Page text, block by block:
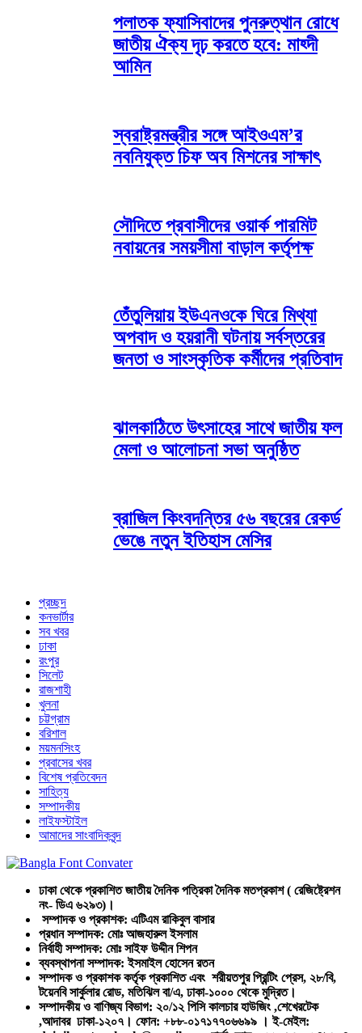
পলাতক ফ্যাসিবাদের পুনরুত্থান রোধে
জাতীয় ঐক্য দৃঢ় করতে হবে: মাহ্দী
আমিন
স্বরাষ্ট্রমন্ত্রীর সঙ্গে আইওএম’র
নবনিযুক্ত চিফ অব মিশনের সাক্ষাৎ
সৌদিতে প্রবাসীদের ওয়ার্ক পারমিট
নবায়নের সময়সীমা বাড়াল কর্তৃপক্ষ
তেঁতুলিয়ায় ইউএনওকে ঘিরে মিথ্যা
অপবাদ ও হয়রানী ঘটনায় সর্বস্তরের
জনতা ও সাংস্কৃতিক কর্মীদের প্রতিবাদ
ঝালকাঠিতে উৎসাহের সাথে জাতীয় ফল
মেলা ও আলোচনা সভা অনুষ্ঠিত
ব্রাজিল কিংবদন্তির ৫৬ বছরের রেকর্ড
ভেঙে নতুন ইতিহাস মেসির
প্রচ্ছদ
কনভার্টার
সব খবর
ঢাকা
রংপুর
সিলেট
রাজশাহী
খুলনা
চট্টগ্রাম
বরিশাল
ময়মনসিংহ
প্রবাসের খবর
বিশেষ প্রতিবেদন
সাহিত্য
সম্পাদকীয়
লাইফস্টাইল
আমাদের সাংবাদিকবৃন্দ
ঢাকা থেকে প্রকাশিত জাতীয় দৈনিক পত্রিকা দৈনিক মতপ্রকাশ ( রেজিষ্ট্রেশন
নং- ডিএ ৬২৯৩)।
সম্পাদক ও প্রকাশক: এটিএম রাকিবুল বাসার
প্রধান সম্পাদক: মোঃ আজহারুল ইসলাম
নির্বাহী সম্পাদক: মোঃ সাইফ উদ্দীন শিপন
ব্যবস্থাপনা সম্পাদক: ইসমাইল হোসেন রতন
সম্পাদক ও প্রকাশক কর্তৃক প্রকাশিত এবং শরীয়তপুর প্রিন্টিং প্রেস, ২৮/বি,
টয়েনবি সার্কুলার রোড, মতিঝিল বা/এ, ঢাকা-১০০০ থেকে মুদ্রিত।
সম্পাদকীয় ও বাণিজ্য বিভাগ: ২০/১২ পিসি কালচার হাউজিং ,শেখেরটেক
,আদাবর ঢাকা-১২০৭। ফোন: +৮৮-০১৭১৭৭০৬৬৯৯ । ই-মেইল: